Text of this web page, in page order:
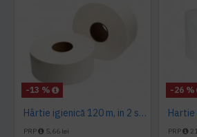
-13 %
Hârtie igienică 120 m, in 2 straturi, extra albă, Mini Jumbo, AQAS
PRP 5,66 lei
-26 %
PRP